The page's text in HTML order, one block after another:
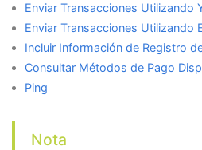
Enviar Transacciones Utilizando
Enviar Transacciones Utilizando
Incluir Información de Registro
Consultar Métodos de Pago
Ping
Nota